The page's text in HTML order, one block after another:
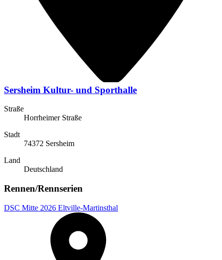
Sersheim Kultur- und Sporthalle
Straße
Horrheimer Straße
Stadt
74372 Sersheim
Land
Deutschland
Rennen/Rennserien
DSC Mitte 2026 Eltville-Martinsthal